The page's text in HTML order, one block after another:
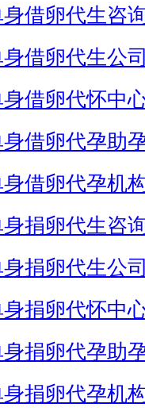
借卵代生咨
借卵代生公司
借卵代怀中
借卵代孕助
借卵代孕机
捐卵代生咨
捐卵代生公司
捐卵代怀中
捐卵代孕助
捐卵代孕机